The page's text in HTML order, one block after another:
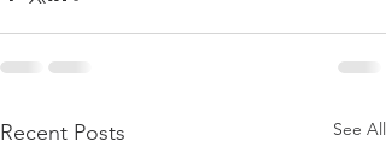
Recent Posts See All